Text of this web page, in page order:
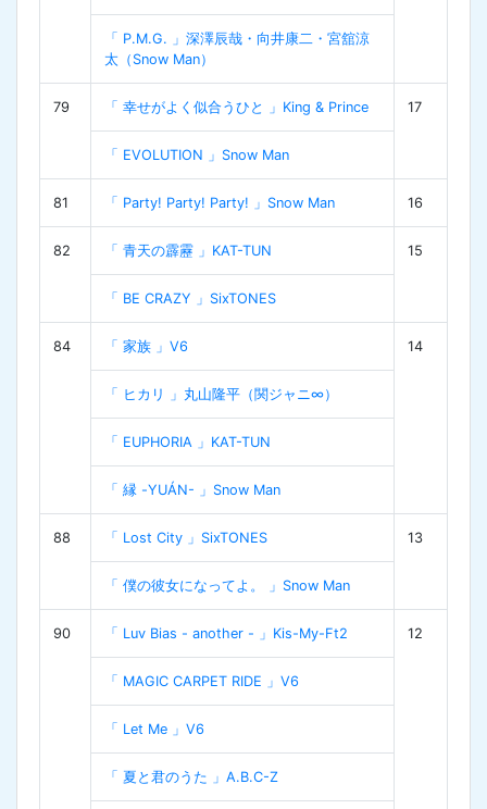
「 P.M.G. 」深澤辰哉・向井康二・宮舘涼
太（Snow Man）
79 「 幸せがよく似合うひと 」King & Prince 17
「 EVOLUTION 」Snow Man
81 「 Party! Party! Party! 」Snow Man 16
82 「 青天の霹靂 」KAT-TUN 15
「 BE CRAZY 」SixTONES
84 「 家族 」V6 14
「 ヒカリ 」丸山隆平（関ジャニ∞）
「 EUPHORIA 」KAT-TUN
「 縁 -YUÁN- 」Snow Man
88 「 Lost City 」SixTONES 13
「 僕の彼女になってよ。 」Snow Man
90 「 Luv Bias - another - 」Kis-My-Ft2 12
「 MAGIC CARPET RIDE 」V6
「 Let Me 」V6
「 夏と君のうた 」A.B.C-Z